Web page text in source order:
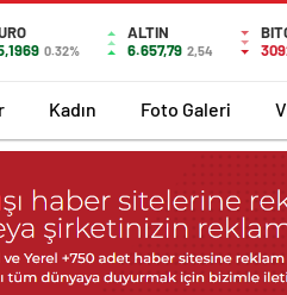
0.32%
ALTIN
6.657,79 2,54
Kadın Foto Galeri